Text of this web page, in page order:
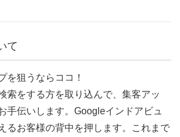
て
を狙うならココ！
索をする方を取り込んで、集客アッ
手伝いします。Googleインドアビュ
るお客様の背中を押します。これまで